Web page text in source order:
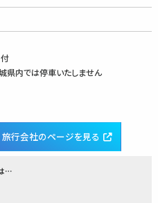
県内では停車いたしません
旅行会社のページを見る
…